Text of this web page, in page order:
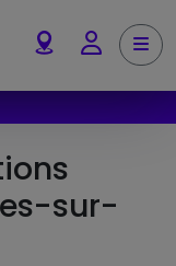
Account
sur-